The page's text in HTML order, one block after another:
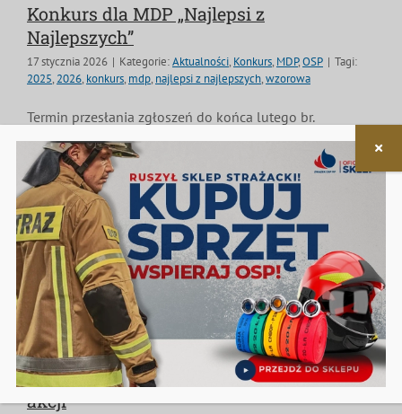
Konkurs dla MDP „Najlepsi z
Najlepszych”
17 stycznia 2026 | Kategorie:Aktualności, Konkurs, MDP,OSP | Tagi:
2025, 2026, konkurs, mdp, najlepsi z najlepszych,wzorowa
Termin przesłania zgłoszeń do końca lutego br.
Czytaj dalej
Teczka Zdrowia dla Seniora – MDP w
akcji